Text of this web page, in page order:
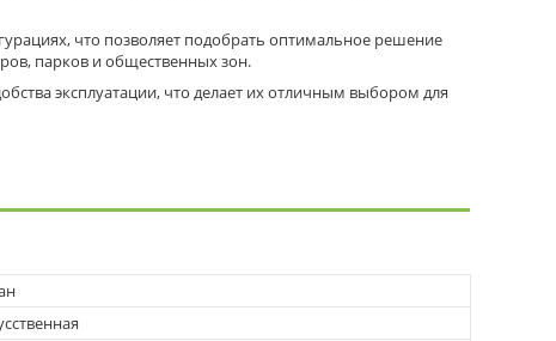
что позволяет подобрать оптимальное решение
парков и общественных зон.
эксплуатации, что делает их отличным выбором для